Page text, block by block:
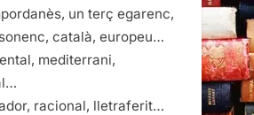
un terç egarenc,
català, europeu…
mediterrani,
racional, lletraferit…